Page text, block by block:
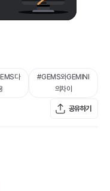
다
#GEMS와GEMINI
의차이
공유하기